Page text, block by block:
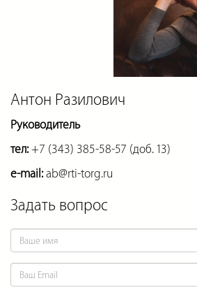
Антон Разилович
Руководитель
тел:+7 (343) 385-58-57 (доб. 13)
e-mail:ab@rti-torg.ru
Задать вопрос